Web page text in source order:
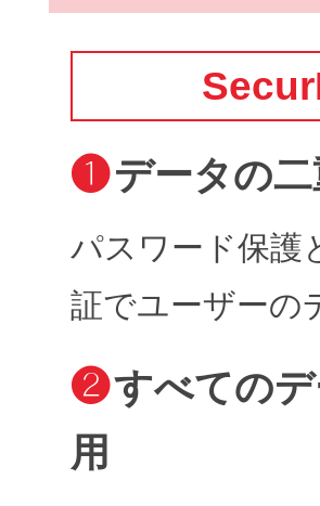
❶データの
パスワード保護
証でユーザーの
❷すべての
用